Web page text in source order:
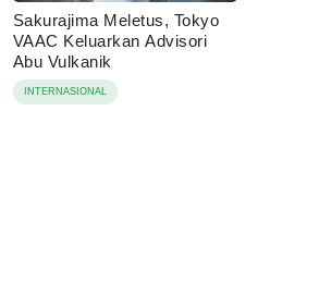
Sakurajima Meletus, Tokyo
VAAC Keluarkan Advisori
Abu Vulkanik
INTERNASIONAL